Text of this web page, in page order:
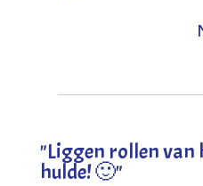
"Liggen rollen van
hulde! 🙂"